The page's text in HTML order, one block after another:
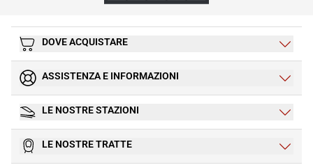
DOVE ACQUISTARE
ASSISTENZA E INFORMAZIONI
LE NOSTRE STAZIONI
LE NOSTRE TRATTE